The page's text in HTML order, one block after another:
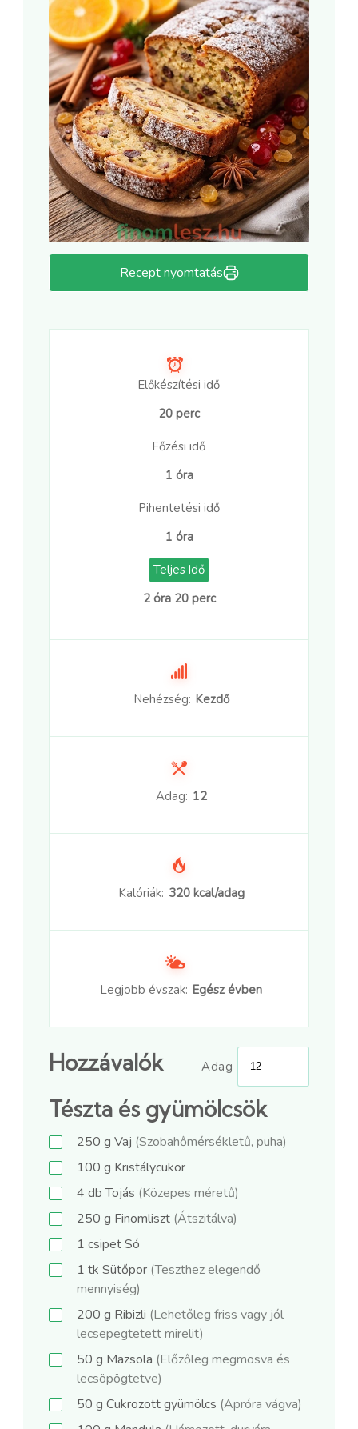
Recept nyomtatás
Előkészítési idő
20 perc
Főzési idő
1 óra
Pihentetési idő
1 óra
Teljes Idő
2 óra 20 perc
Nehézség: Kezdő
Adag: 12
Kalóriák: 320 kcal/adag
Legjobb évszak: Egész évben
Hozzávalók Adag
Tészta és gyümölcsök
250 g Vaj (Szobahőmérsékletű, puha)
100 g Kristálycukor
4 dbTojás (Közepes méretű)
250 g Finomliszt (Átszitálva)
1 csipetSó
1 tk Sütőpor (Teszthez elegendő
mennyiség)
200 g Ribizli (Lehetőleg friss vagy jól
lecsepegtetett mirelit)
50 g Mazsola (Előzőleg megmosva és
lecsöpögtetve)
50 g Cukrozott gyümölcs (Apróra vágva)